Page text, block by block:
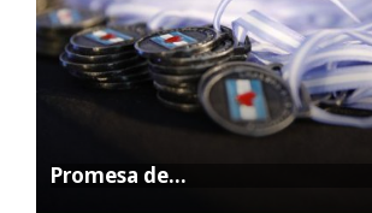
Promesa de…